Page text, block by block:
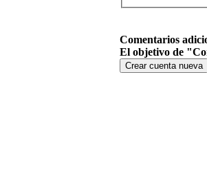
Comentarios
El objetivo de